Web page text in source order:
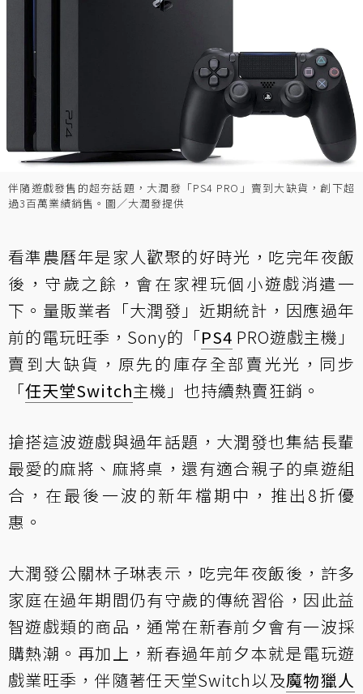
伴隨遊戲發售的超夯話題，大潤發「PS4 PRO」賣到大缺貨，創下超
過3百萬業績銷售。圖／大潤發提供
看準農曆年是家人歡聚的好時光，吃完年夜飯
後，守歲之餘，會在家裡玩個小遊戲消遣一
下。量販業者「大潤發」近期統計，因應過年
前的電玩旺季，Sony的「PS4 PRO遊戲主機」
賣到大缺貨，原先的庫存全部賣光光，同步
「任天堂Switch主機」也持續熱賣狂銷。
搶搭這波遊戲與過年話題，大潤發也集結長輩
最愛的麻將、麻將桌，還有適合親子的桌遊組
合，在最後一波的新年檔期中，推出8折優
惠。
大潤發公關林子琳表示，吃完年夜飯後，許多
家庭在過年期間仍有守歲的傳統習俗，因此益
智遊戲類的商品，通常在新春前夕會有一波採
購熱潮。再加上，新春過年前夕本就是電玩遊
戲業旺季，伴隨著任天堂Switch以及魔物獵人